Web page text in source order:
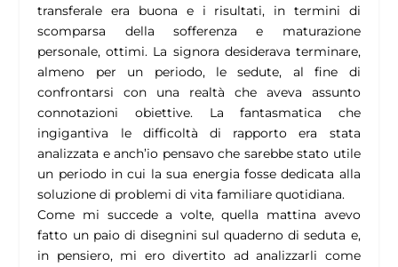
transferale era buona e i risultati, in termini di
scomparsa della sofferenza e maturazione
personale, ottimi. La signora desiderava terminare,
almeno per un periodo, le sedute, al fine di
confrontarsi con una realtà che aveva assunto
connotazioni obiettive. La fantasmatica che
ingigantiva le difficoltà di rapporto era stata
analizzata e anch’io pensavo che sarebbe stato utile
un periodo in cui la sua energia fosse dedicata alla
soluzione di problemi di vita familiare quotidiana.
Come mi succede a volte, quella mattina avevo
fatto un paio di disegnini sul quaderno di seduta e,
in pensiero, mi ero divertito ad analizzarli come